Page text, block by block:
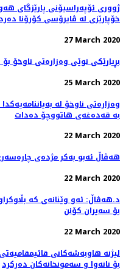
خۆپارێزی لە ڤایرۆسی كۆرۆنا
27 March 2020
بڕیارێكی نوێی وەزارەتی ناوخۆ
25 March 2020
بە قەدەغەی هاتووچۆ دەدات
22 March 2020
هه‌ڤاڵ ئه‌بو به‌كر مژده‌ی
22 March 2020
د.هەڤاڵ: ئەو وێنانەی کە
بۆ سەیران کۆنن
22 March 2020
لیژنه‌ هاوبه‌شه‌كانی
بۆ نانه‌وا و سه‌مونخانه‌كان ده‌ركرد